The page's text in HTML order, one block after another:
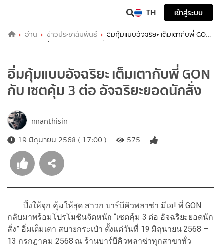
TH เข้าสู่ระบบ
อ่าน ข่าวประชาสัมพันธ์
อิ่มคุ้มแบบอัจฉริยะ เต็มเตากับพี่ GON
กับ เซตคุ้ม 3 ต่อ อัจฉริยะยอดนักสั่ง
อิ่มคุ้มแบบอัจฉริยะ เต็มเตากับพี่ GON
กับ เซตคุ้ม 3 ต่อ อัจฉริยะยอดนักสั่ง
nnanthisin
19 มิถุนายน 2568 ( 17:00 )
575
ปิ้งให้จุก คุ้มให้สุด สาวก บาร์บีคิวพลาซ่า มีเฮ! พี่ GON
กลับมาพร้อมโปรโมชันจัดหนัก “เซตคุ้ม 3 ต่อ อัจฉริยะยอดนัก
สั่ง” อิ่มเต็มเตา สบายกระเป๋า ตั้งแต่วันที่ 19 มิถุนายน 2568 –
13 กรกฎาคม 2568 ณ ร้านบาร์บีคิวพลาซ่าทุกสาขาทั่ว